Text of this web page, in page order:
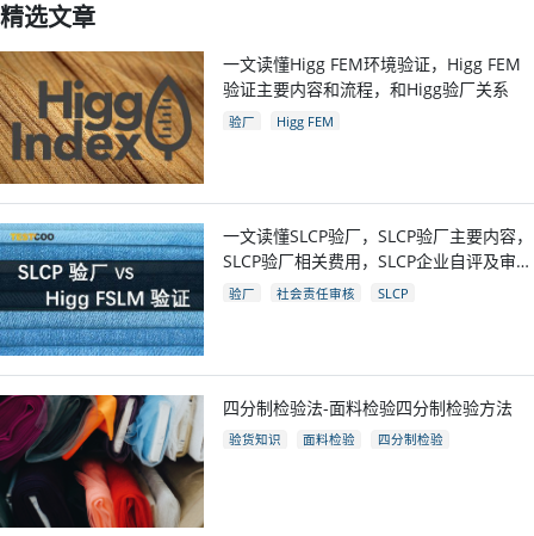
精选文章
一文读懂Higg FEM环境验证，Higg FEM
验证主要内容和流程，和Higg验厂关系
验厂 Higg FEM
一文读懂SLCP验厂，SLCP验厂主要内容，
SLCP验厂相关费用，SLCP企业自评及审核
流程
验厂 社会责任审核 SLCP
四分制检验法-面料检验四分制检验方法
验货知识 面料检验 四分制检验